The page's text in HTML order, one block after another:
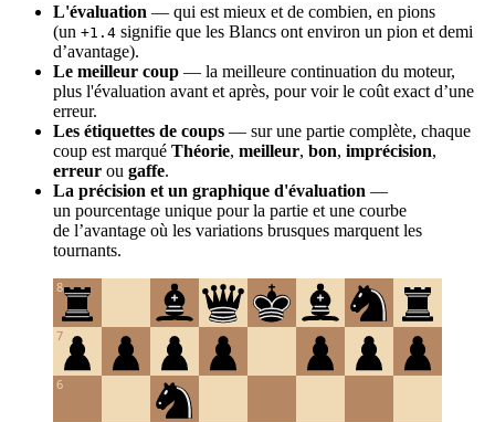
L'évaluation — qui est mieux et de combien, en pions
(un +1.4 signifie que les Blancs ont environ un pion et demi
d’avantage).
Le meilleur coup — la meilleure continuation du moteur,
plus l'évaluation avant et après, pour voir le coût exact d’une
erreur.
Les étiquettes de coups — sur une partie complète, chaque
coup est marqué Théorie, meilleur, bon, imprécision,
erreur ou gaffe.
La précision et un graphique d'évaluation —
un pourcentage unique pour la partie et une courbe
de l’avantage où les variations brusques marquent les
tournants.
6
7
8